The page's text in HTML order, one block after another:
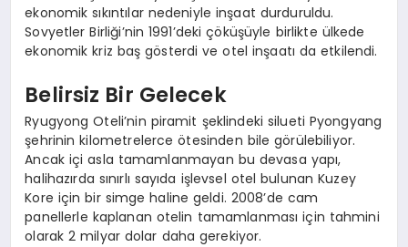
ekonomik sıkıntılar nedeniyle inşaat durduruldu.
Sovyetler Birliği’nin 1991’deki çöküşüyle birlikte ülkede
ekonomik kriz baş gösterdi ve otel inşaatı da etkilendi.
Belirsiz Bir Gelecek
Ryugyong Oteli’nin piramit şeklindeki silueti Pyongyang
şehrinin kilometrelerce ötesinden bile görülebiliyor.
Ancak içi asla tamamlanmayan bu devasa yapı,
halihazırda sınırlı sayıda işlevsel otel bulunan Kuzey
Kore için bir simge haline geldi. 2008’de cam
panellerle kaplanan otelin tamamlanması için tahmini
olarak 2 milyar dolar daha gerekiyor.